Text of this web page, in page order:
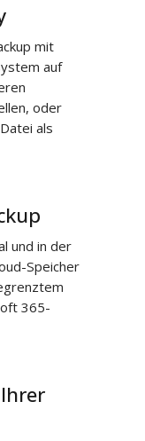
mit
auf
oder
als
und in der
Speicher
365-